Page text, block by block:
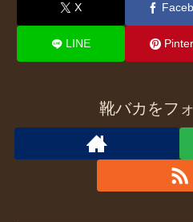
X
LINE
靴バカをフ